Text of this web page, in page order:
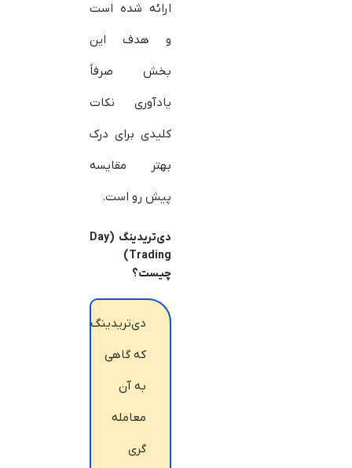
ارائه شده است
و هدف این
بخش صرفاً
یادآوری نکات
کلیدی برای درک
بهتر مقایسه
پیش رو است.
دی‌تریدینگ (Day
Trading
)
چیست؟
دی‌تریدینگ
که گاهی
به آن
معامله
گری